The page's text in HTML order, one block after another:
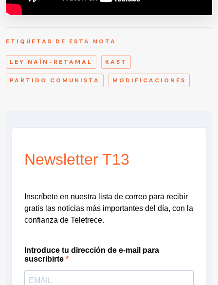
ETIQUETAS DE ESTA NOTA
LEY NAÍN-RETAMAL KAST
PARTIDO COMUNISTA MODIFICACIONES
Newsletter T13
Inscríbete en nuestra lista de correo para recibir
gratis las noticias más importantes del día, con la
confianza de Teletrece.
Introduce tu dirección de e-mail para
suscribirte